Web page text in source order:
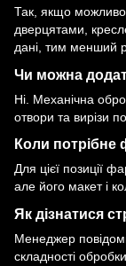
Так, якщо можливо
дверцятами,
дані, тим менший
Чи можна
Ні. Механічна
отвори та вирізи
Коли потрібне
Для цієї позиції
але його макет і
Як дізнатися
Менеджер
складності